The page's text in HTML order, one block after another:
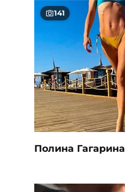
141
Полина Гагарина